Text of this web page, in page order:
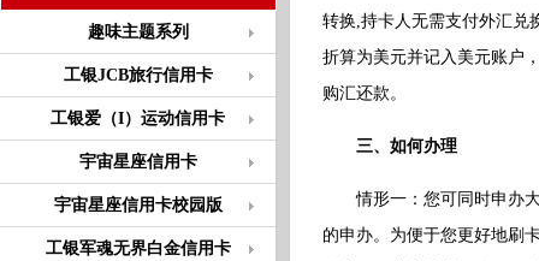
趣味主题系列
工银JCB旅行信用卡
工银爱（I）运动信用卡
宇宙星座信用卡
宇宙星座信用卡校园版
工银军魂无界白金信用卡
转换,持卡人无需支付外汇兑
折算为美元并记入美元账户
购汇还款。
三、如何办理
情形一：您可同时申办大
的申办。为便于您更好地刷